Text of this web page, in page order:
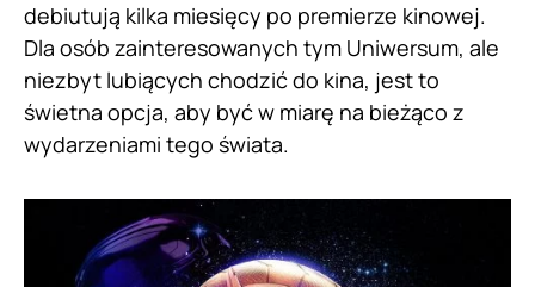
debiutują kilka miesięcy po premierze kinowej.
Dla osób zainteresowanych tym Uniwersum, ale
niezbyt lubiących chodzić do kina, jest to
świetna opcja, aby być w miarę na bieżąco z
wydarzeniami tego świata.